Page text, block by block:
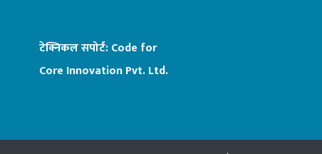
टेक्निकल सपोर्ट:Code for
Core Innovation Pvt. Ltd.